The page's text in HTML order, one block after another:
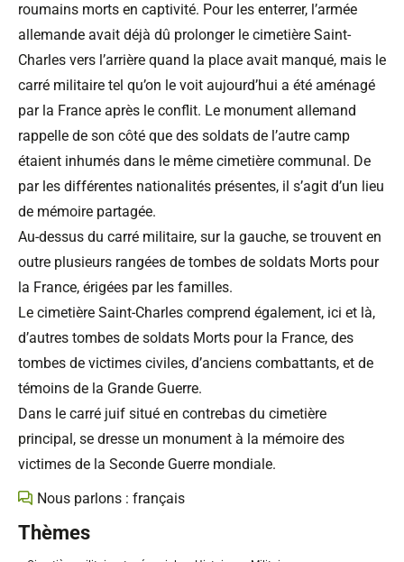
roumains morts en captivité. Pour les enterrer, l’armée
allemande avait déjà dû prolonger le cimetière Saint-
Charles vers l’arrière quand la place avait manqué, mais le
carré militaire tel qu’on le voit aujourd’hui a été aménagé
par la France après le conflit. Le monument allemand
rappelle de son côté que des soldats de l’autre camp
étaient inhumés dans le même cimetière communal. De
par les différentes nationalités présentes, il s’agit d’un lieu
de mémoire partagée.
Au-dessus du carré militaire, sur la gauche, se trouvent en
outre plusieurs rangées de tombes de soldats Morts pour
la France, érigées par les familles.
Le cimetière Saint-Charles comprend également, ici et là,
d’autres tombes de soldats Morts pour la France, des
tombes de victimes civiles, d’anciens combattants, et de
témoins de la Grande Guerre.
Dans le carré juif situé en contrebas du cimetière
principal, se dresse un monument à la mémoire des
victimes de la Seconde Guerre mondiale.
Nous parlons : français
Thèmes